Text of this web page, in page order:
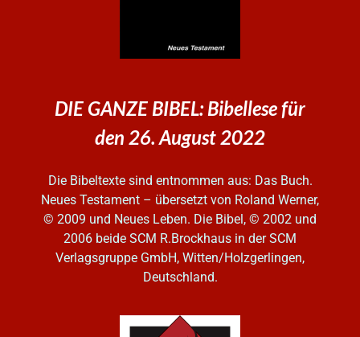
DIE GANZE BIBEL: Bibellese für
den 26. August 2022
Die Bibeltexte sind entnommen aus: Das Buch.
Neues Testament – übersetzt von Roland Werner,
© 2009 und Neues Leben. Die Bibel, © 2002 und
2006 beide SCM R.Brockhaus in der SCM
Verlagsgruppe GmbH, Witten/Holzgerlingen,
Deutschland.